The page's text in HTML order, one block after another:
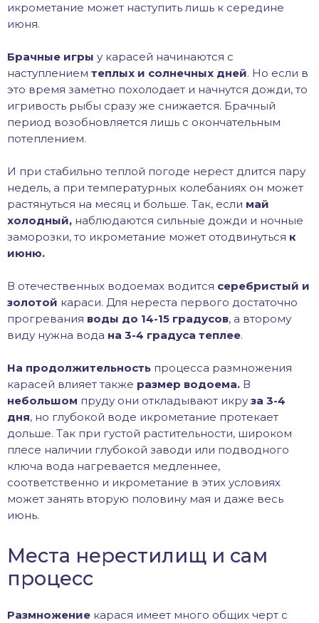
икрометание может наступить лишь к середине
июня.
Брачные игры у карасей начинаются с
наступлением теплых и солнечных дней. Но если в
это время заметно похолодает и начнутся дожди, то
игривость рыбы сразу же снижается. Брачный
период возобновляется лишь с окончательным
потеплением.
И при стабильно теплой погоде нерест длится пару
недель, а при температурных колебаниях он может
растянуться на месяц и больше. Так, если май
холодный, наблюдаются сильные дожди и ночные
заморозки, то икрометание может отодвинуться к
июню.
В отечественных водоемах водится серебристый и
золотой караси. Для нереста первого достаточно
прогревания воды до 14-15 градусов, а второму
виду нужна вода на 3-4 градуса теплее.
На продолжительность процесса размножения
карасей влияет также размер водоема. В
небольшом пруду они откладывают икру за 3-4
дня, но глубокой воде икрометание протекает
дольше. Так при густой растительности, широком
плесе наличии глубокой заводи или подводного
ключа вода нагревается медленнее,
соответственно и икрометание в этих условиях
может занять вторую половину мая и даже весь
июнь.
Места нерестилищ и сам
процесс
Размножение карася имеет много общих черт с